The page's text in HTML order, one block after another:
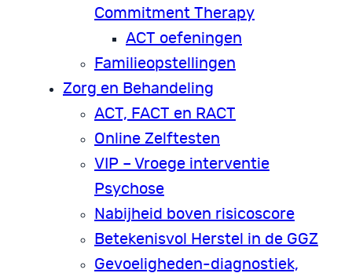
Commitment Therapy
ACT oefeningen
Familieopstellingen
Zorg en Behandeling
ACT, FACT en RACT
Online Zelftesten
VIP – Vroege interventie
Psychose
Nabijheid boven risicoscore
Betekenisvol Herstel in de GGZ
Gevoeligheden-diagnostiek,